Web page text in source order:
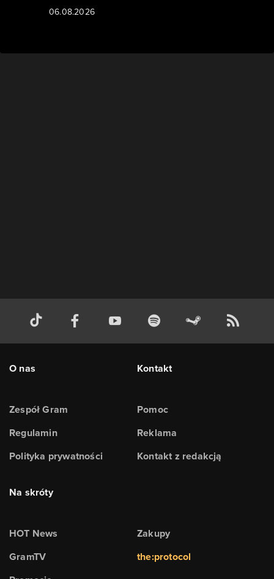
06.08.2026
O nas
Zespół Gram
Regulamin
Polityka prywatności
Kontakt
Pomoc
Reklama
Kontakt z redakcją
Na skróty
HOT News
GramTV
Zakupy
the:protocol